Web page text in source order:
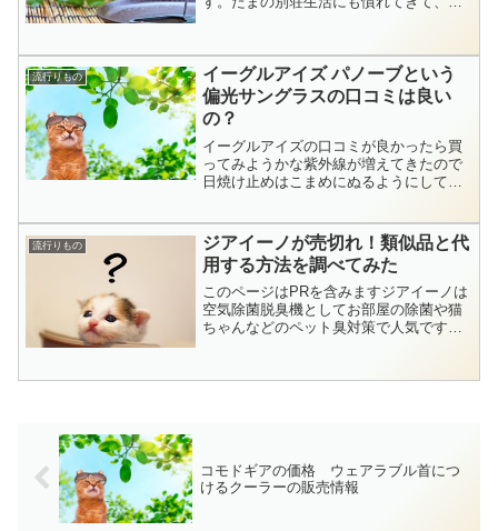
ね。最近、やってみたいなと思うのがデ
ィキャンプ。外で火をお...
流行りもの
イーグルアイズ パノーブという
偏光サングラスの口コミは良い
の？
イーグルアイズの口コミが良かったら買
ってみようかな紫外線が増えてきたので
日焼け止めはこまめにぬるようにしてい
スを使ったこともあるんですが、これっ
て瞳孔が開くので逆に紫外...
流行りもの
ジアイーノが売切れ！類似品と代
用する方法を調べてみた
このページはPRを含みますジアイーノは
空気除菌脱臭機としてお部屋の除菌や猫
ちゃんなどのペット臭対策で人気です。
って売切れが続出。その理由は楽天でラ
コモドギアの価格 ウェアラブル首につ
けるクーラーの販売情報